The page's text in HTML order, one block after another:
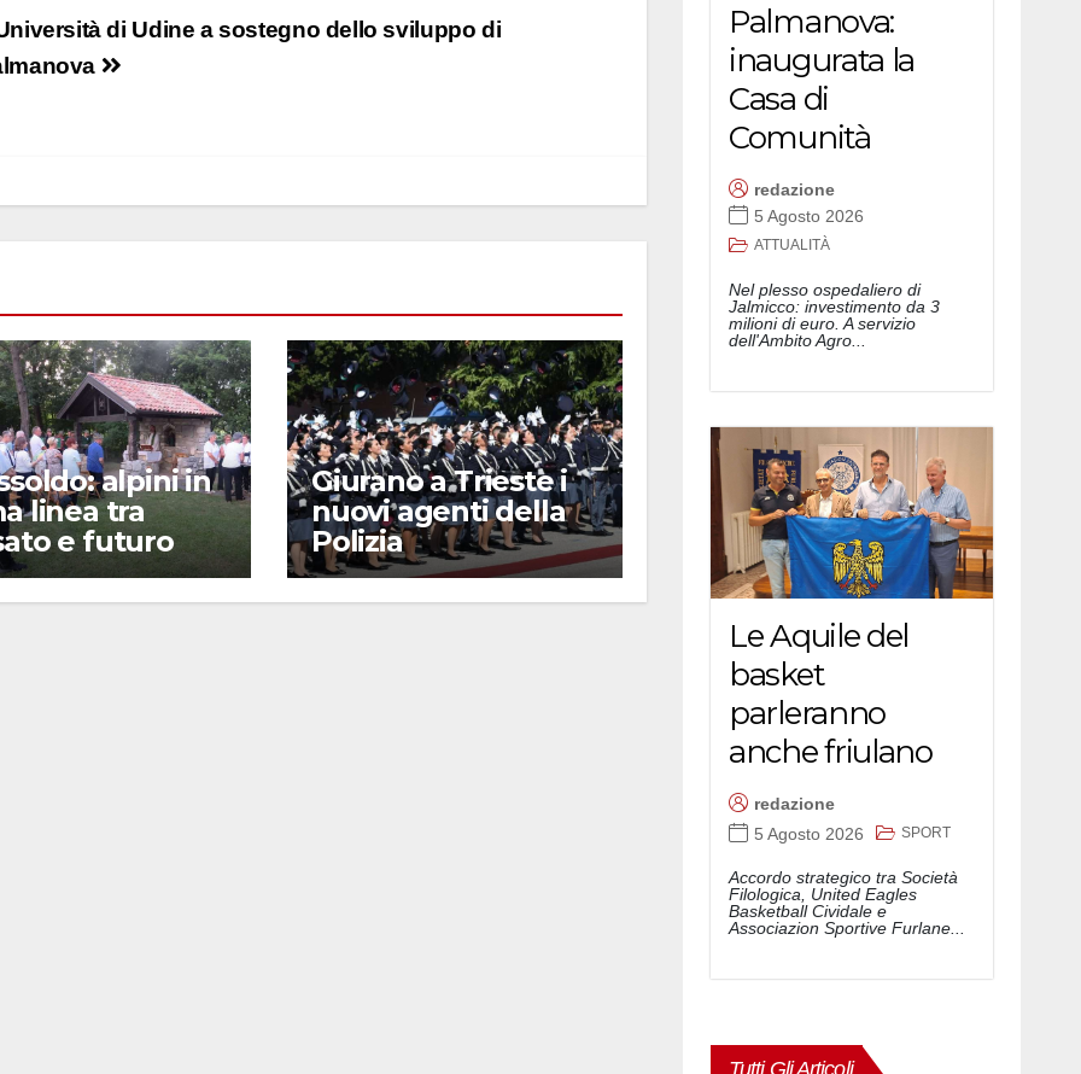
di Udine a sostegno dello sviluppo di
alpini in
linea tra
e futuro
Giurano a Trieste i
nuovi agenti della
Polizia
Palmanova:
inaugurata la
Casa di
Comunità
redazione
5 Agosto 2026
ATTUALITÀ
Nel plesso ospedaliero di
Jalmicco: investimento da 3
milioni di euro. A servizio
dell'Ambito Agro...
Le Aquile del
basket
parleranno
anche friulano
redazione
5 Agosto 2026
SPORT
Accordo strategico tra Società
Filologica, United Eagles
Basketball Cividale e
Associazion Sportive Furlane...
Tutti Gli Articoli